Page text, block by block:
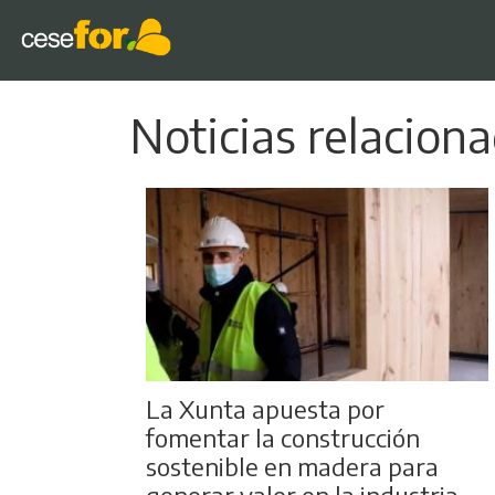
Noticias
La Xunta apuesta por
fomentar la construcción
sostenible en madera para